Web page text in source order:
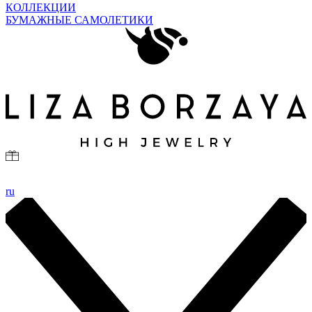
КОЛЛЕКЦИИ
БУМАЖНЫЕ САМОЛЕТИКИ
ru